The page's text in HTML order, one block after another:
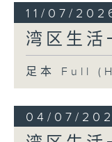
11/07/
湾区生活
足本 Full
04/07/